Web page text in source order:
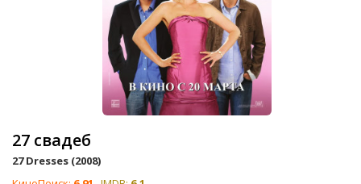
27 свадеб
27 Dresses (2008)